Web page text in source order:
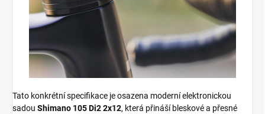
Tato konkrétní specifikace je osazena moderní elektronickou
sadou Shimano 105 Di2 2x12, která přináší bleskové a přesné